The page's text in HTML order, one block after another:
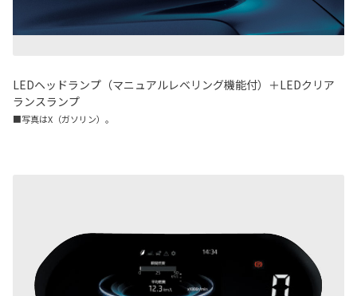
LEDヘッドランプ（マニュアルレベリング機能付）＋LEDクリア
ランスランプ
■写真はX（ガソリン）。